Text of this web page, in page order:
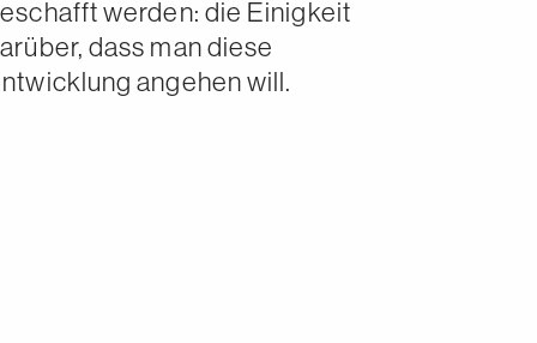
werden: die Einigkeit
dass man diese
angehen will.